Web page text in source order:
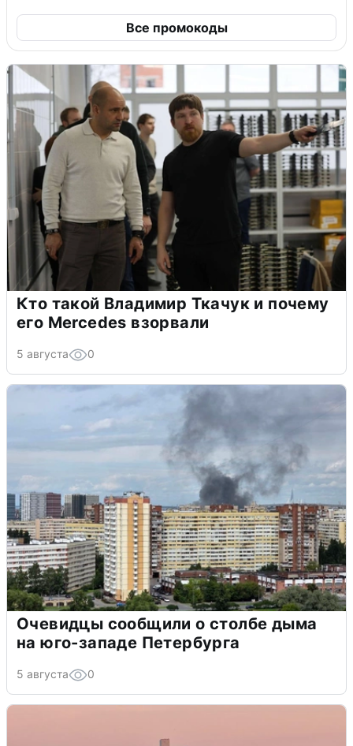
Все промокоды
Кто такой Владимир Ткачук и почему
его Mercedes взорвали
5 августа 0
Очевидцы сообщили о столбе дыма
на юго-западе Петербурга
5 августа 0